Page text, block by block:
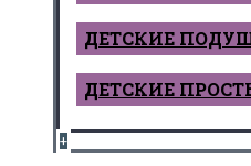
ДЕТСКИЕ
ДЕТСКИЕ
+